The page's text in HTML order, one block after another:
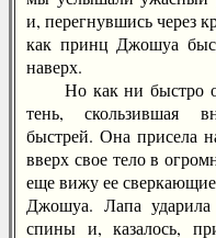
и, перегнувшись через
как принц Джошуа
наверх.
Но как ни быстро он
тень, скользившая
быстрей. Она присела
вверх свое тело в
еще вижу ее
Джошуа. Лапа
спины и, казалось,